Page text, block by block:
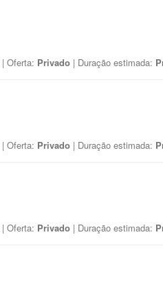
| Oferta: Privado | Duração estimada:
| Oferta: Privado | Duração estimada:
| Oferta: Privado | Duração estimada: